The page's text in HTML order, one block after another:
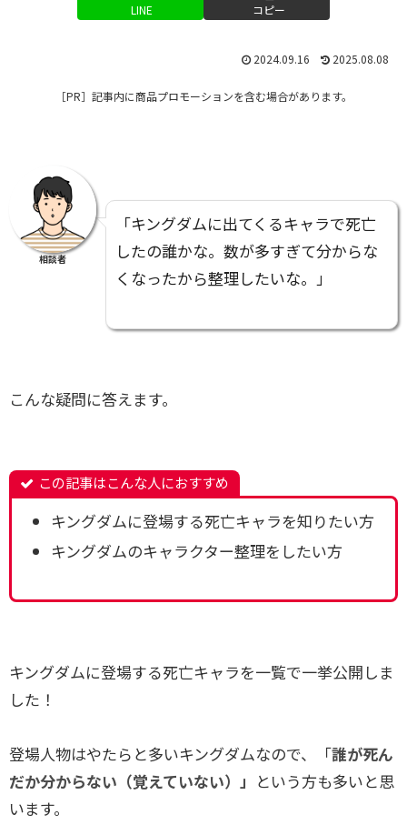
LINE コピー
2024.09.16 2025.08.08
［PR］ 記事内に商品プロモーションを含む場合があります。
相談者
「キングダムに出てくるキャラで死亡
したの誰かな。数が多すぎて分からな
くなったから整理したいな。」
こんな疑問に答えます。
この記事はこんな人におすすめ
キングダムに登場する死亡キャラを知りたい方
キングダムのキャラクター整理をしたい方
キングダムに登場する死亡キャラを一覧で一挙公開しま
した！
登場人物はやたらと多いキングダムなので、「誰が死ん
だか分からない（覚えていない）」 という方も多いと思
います。